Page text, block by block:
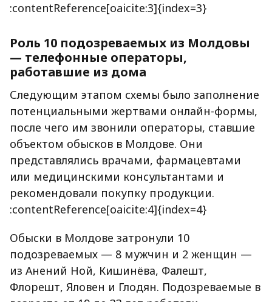
:contentReference[oaicite:3]{index=3}
Роль 10 подозреваемых из Молдовы
— телефонные операторы,
работавшие из дома
Следующим этапом схемы было заполнение
потенциальными жертвами онлайн-формы,
после чего им звонили операторы, ставшие
объектом обысков в Молдове. Они
представлялись врачами, фармацевтами
или медицинскими консультантами и
рекомендовали покупку продукции.
:contentReference[oaicite:4]{index=4}
Обыски в Молдове затронули 10
подозреваемых — 8 мужчин и 2 женщин —
из Анений Ной, Кишинёва, Фалешт,
Флорешт, Яловен и Глодян. Подозреваемые в